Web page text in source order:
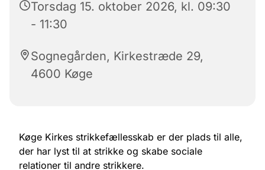
Torsdag 15. oktober 2026, kl. 09:30
- 11:30
Sognegården, Kirkestræde 29,
4600 Køge
Køge Kirkes strikkefællesskab er der plads til alle,
der har lyst til at strikke og skabe sociale
relationer til andre strikkere.